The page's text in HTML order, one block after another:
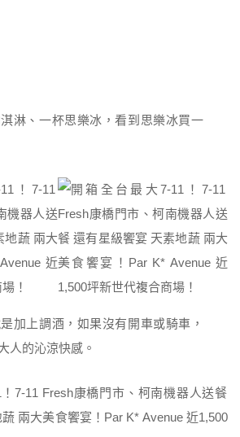
淋、一杯思樂冰，看到思樂冰買一
加上調酒，如果沒有開車或騎車，
人的沁涼快感。